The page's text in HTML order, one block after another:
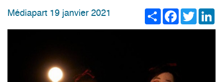
ShareFacebook
Twitter
Médiapart 19 janvier 2021